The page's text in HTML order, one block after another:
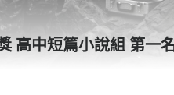
高中短篇小說組 第一